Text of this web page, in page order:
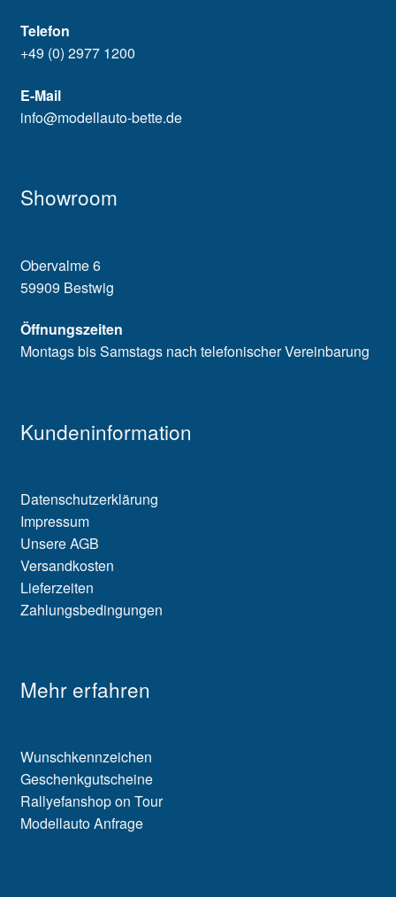
Telefon
+49 (0) 2977 1200
E-Mail
info@modellauto-bette.de
Showroom
Obervalme 6
59909 Bestwig
Öffnungszeiten
Montags bis Samstags nach telefonischer Vereinbarung
Kundeninformation
Datenschutzerklärung
Impressum
Unsere AGB
Versandkosten
Lieferzeiten
Zahlungsbedingungen
Mehr erfahren
Wunschkennzeichen
Geschenkgutscheine
Rallyefanshop on Tour
Modellauto Anfrage